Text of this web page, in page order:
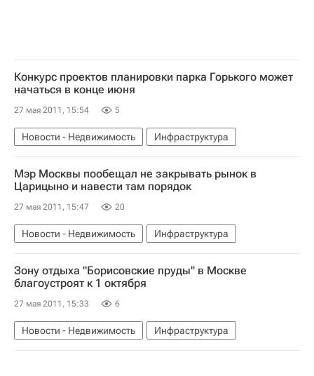
Конкурс проектов планировки парка Горького может
начаться в конце июня
27 мая 2011, 15:54 5
Новости - Недвижимость Инфраструктура
Мэр Москвы пообещал не закрывать рынок в
Царицыно и навести там порядок
27 мая 2011, 15:47 20
Новости - Недвижимость Инфраструктура
Зону отдыха "Борисовские пруды" в Москве
благоустроят к 1 октября
27 мая 2011, 15:33 6
Новости - Недвижимость Инфраструктура